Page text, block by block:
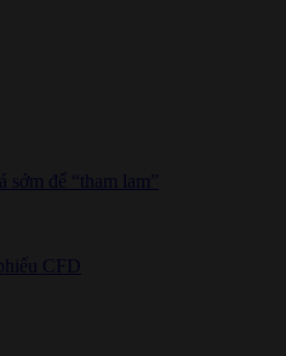
sớm để “tham lam”
CFD